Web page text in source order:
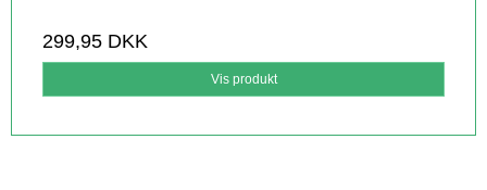
299,95 DKK
Vis produkt